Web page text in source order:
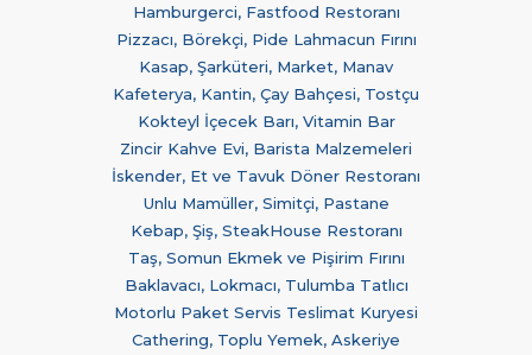
Hamburgerci, Fastfood Restoranı
Pizzacı, Börekçi, Pide Lahmacun Fırını
Kasap, Şarküteri, Market, Manav
Kafeterya, Kantin, Çay Bahçesi, Tostçu
Kokteyl İçecek Barı, Vitamin Bar
Zincir Kahve Evi, Barista Malzemeleri
İskender, Et ve Tavuk Döner Restoranı
Unlu Mamüller, Simitçi, Pastane
Kebap, Şiş, SteakHouse Restoranı
Taş, Somun Ekmek ve Pişirim Fırını
Baklavacı, Lokmacı, Tulumba Tatlıcı
Motorlu Paket Servis Teslimat Kuryesi
Cathering, Toplu Yemek, Askeriye